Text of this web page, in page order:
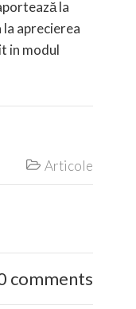
la
aprecierea
in modul
 Articole
comments